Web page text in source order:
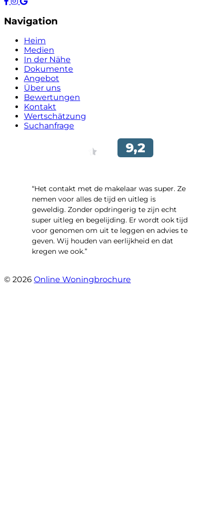
Navigation
Heim
Medien
In der Nähe
Dokumente
Angebot
Über uns
Bewertungen
Kontakt
Wertschätzung
Suchanfrage
“Het contakt met de makelaar was super. Ze
nemen voor alles de tijd en uitleg is
geweldig. Zonder opdringerig te zijn echt
super uitleg en begelijding. Er wordt ook tijd
voor genomen om uit te leggen en advies te
geven. Wij houden van eerlijkheid en dat
kregen we ook.”
© 2026 Online Woningbrochure